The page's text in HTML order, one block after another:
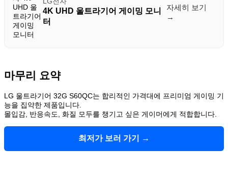
4K UHD 울트라기어 게이밍 모니
터
자세히 보기
→
마무리 요약
LG 울트라기어 32G S60QC는 합리적인 가격대에 프리미엄 게이밍 기
능을 집약한 제품입니다.
몰입감, 반응속도, 화질 모두를 챙기고 싶은 게이머에게 적합합니다.
최저가 보러 가기 →